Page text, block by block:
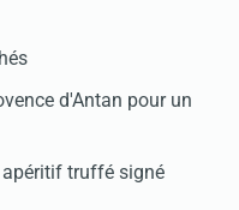
d'Antan pour un
apéritif truffé signé